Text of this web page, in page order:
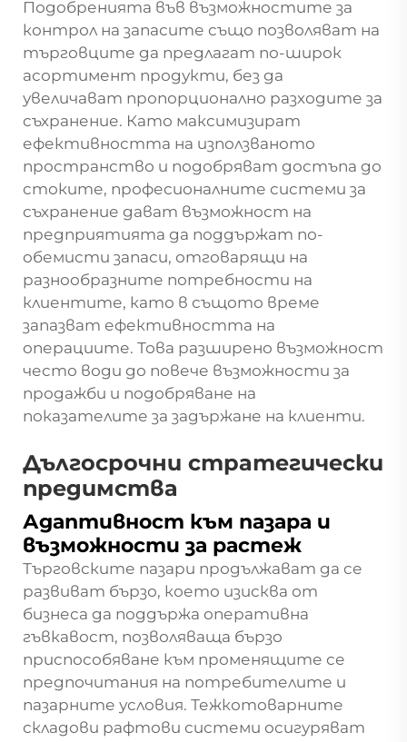
Подобренията във възможностите за
контрол на запасите също позволяват на
търговците да предлагат по-широк
асортимент продукти, без да
увеличават пропорционално разходите за
съхранение. Като максимизират
ефективността на използваното
пространство и подобряват достъпа до
стоките, професионалните системи за
съхранение дават възможност на
предприятията да поддържат по-
обемисти запаси, отговарящи на
разнообразните потребности на
клиентите, като в същото време
запазват ефективността на
операциите. Това разширено възможност
често води до повече възможности за
продажби и подобряване на
показателите за задържане на клиенти.
Дългосрочни стратегически
предимства
Адаптивност към пазара и
възможности за растеж
Търговските пазари продължават да се
развиват бързо, което изисква от
бизнеса да поддържа оперативна
гъвкавост, позволяваща бързо
приспособяване към променящите се
предпочитания на потребителите и
пазарните условия. Тежкотоварните
складови рафтови системи осигуряват